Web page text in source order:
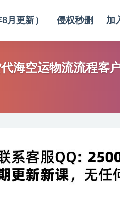
月更新） 侵权秒删 加
海空运物流流程客